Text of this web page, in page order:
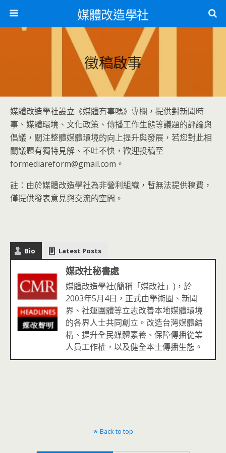
媒體改造學社
徵稿啟事
媒體改造學社設立《媒體有事嗎》專欄，提供對新聞時
事、媒體環境、文化政策、傳播工作生態等議題的評論與
倡議，關注整體媒體環境的向上提升與發展，若您對此相
關議題有獨特見解、不吐不快，歡迎投稿至
formediareform@gmail.com。
註：由於媒體改造學社為非營利組織，暫無法提供稿費，
僅提供發表意見與交流的空間。
Bio Latest Posts
媒改社秘書處
媒體改造學社(簡稱「媒改社」)，於
2003年5月4日，正式由學術圈、新聞
界、社運團體等立志改善本地媒體環境
的各界人士共同創立。改造台灣媒體結
構、提升全民媒體素養、保障傳播從業
人員工作權，以及健全本土傳播生態。
Back to top